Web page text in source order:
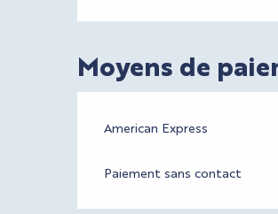
Moyens de
American Express
Paiement sans contact